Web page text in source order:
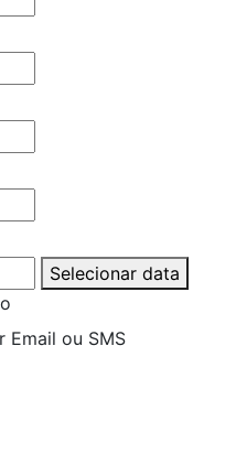
Selecionar data
Email ou SMS